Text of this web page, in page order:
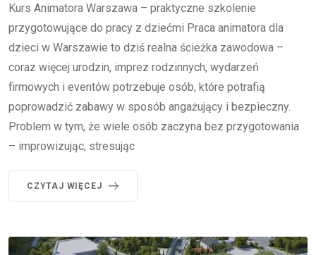
Kurs Animatora Warszawa – praktyczne szkolenie
przygotowujące do pracy z dziećmi Praca animatora dla
dzieci w Warszawie to dziś realna ścieżka zawodowa –
coraz więcej urodzin, imprez rodzinnych, wydarzeń
firmowych i eventów potrzebuje osób, które potrafią
poprowadzić zabawy w sposób angażujący i bezpieczny.
Problem w tym, że wiele osób zaczyna bez przygotowania
– improwizując, stresując
CZYTAJ WIĘCEJ